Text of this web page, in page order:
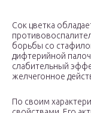
Сок цветка
борьбы со
дифтерийной
слабительный
желчегонное
По своим